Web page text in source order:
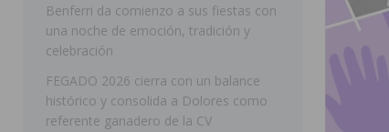
ORIHUELA
Torrevieja impulsa el empleo
TORREVIEJA
[ 07/08/2026 ] Raiguero de Bonanza alerta del
Benferri da comienzo a sus fiestas con
una noche de emoción, tradición y
celebración
FEGADO 2026 cierra con un balance
histórico y consolida a Dolores como
referente ganadero de la CV